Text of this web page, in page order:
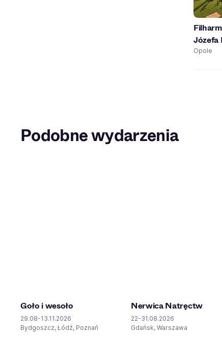
Józefa
Opole
Podobne wydarzenia
Goło i wesoło
29.08-13.11.2026
Bydgoszcz, Łódź, Poznań
Nerwica Natręctw
22-31.08.2026
Gdańsk, Warszawa